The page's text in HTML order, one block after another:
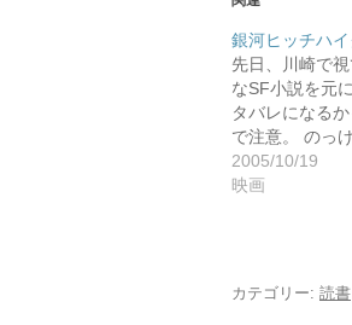
銀河ヒッチハ
先日、川崎で
なSF小説を元
タバレになる
で注意。 のっ
2005/10/19
映画
カテゴリー: 読書